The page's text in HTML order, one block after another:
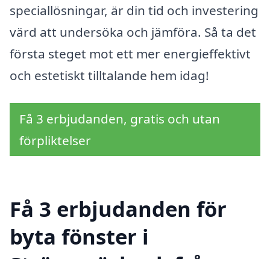
speciallösningar, är din tid och investering
värd att undersöka och jämföra. Så ta det
första steget mot ett mer energieffektivt
och estetiskt tilltalande hem idag!
Få 3 erbjudanden, gratis och utan
förpliktelser
Få 3 erbjudanden för
byta fönster i